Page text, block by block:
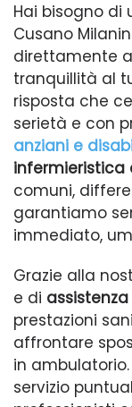
Hai bisogno di
Cusano
direttamente
tranquillità al
risposta che
serietà e con
anziani e
infermieristica
comuni,
garantiamo
immediato,
Grazie alla
e di
prestazioni
affrontare
in
servizio